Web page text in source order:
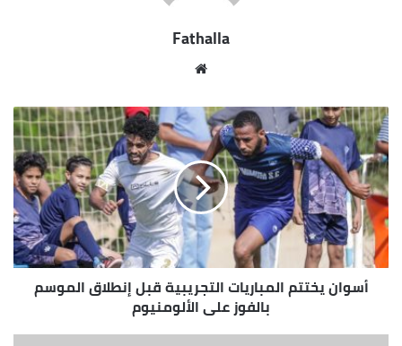
Fathalla
الوي
ب
أسوان يختتم المباريات التجريبية قبل إنطلاق الموسم
بالفوز على الألومنيوم